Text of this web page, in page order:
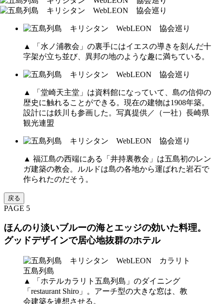
▲ 「水ノ浦教会」の裏手にはイエスの導きを刻んだ十
字架が立ち並び、異邦の地のような趣に満ちている。
▲ 「堂崎天主堂」は資料館になっていて、島の信仰の
歴史に触れることができる。現在の建物は1908年築。
設計には鉄川も参画した。写真提供／（一社）長崎県
観光連盟
▲ 福江島の西端にある「井持裏教会」は五島初のレン
ガ建築の教会。ルルドは島の各地から運ばれた岩石で
作られたのだそう。
戻る
PAGE 5
ほんのり淡いブルーの海とエッジの効いた料理。
グッドデザインで居心地抜群のホテル
▲ 「ホテルカラリト五島列島」のダイニング
「restaurant Shiro」。アーチ型の大きな窓は、教
会建築を連想させる。